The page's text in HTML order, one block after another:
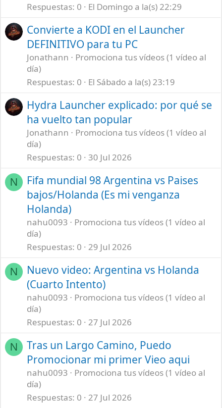
Respuestas 0 El Domingo a la(s) 22:29
Convierte a KODI en el Launcher
DEFINITIVO para tu PC
Jonathann
Promociona tus vídeos (1 vídeo al
día)
Respuestas 0 El Sábado a la(s) 23:19
Hydra Launcher explicado: por qué se
ha vuelto tan popular
Jonathann
Promociona tus vídeos (1 vídeo al
día)
Respuestas 0 30 Jul 2026
N
Fifa mundial 98 Argentina vs Paises
bajos/Holanda (Es mi venganza
Holanda)
nahu0093
Promociona tus vídeos (1 vídeo al
día)
Respuestas 0 29 Jul 2026
N
Nuevo video: Argentina vs Holanda
(Cuarto Intento)
nahu0093
Promociona tus vídeos (1 vídeo al
día)
Respuestas 0 27 Jul 2026
N
Tras un Largo Camino, Puedo
Promocionar mi primer Vieo aqui
nahu0093
Promociona tus vídeos (1 vídeo al
día)
Respuestas 0 27 Jul 2026